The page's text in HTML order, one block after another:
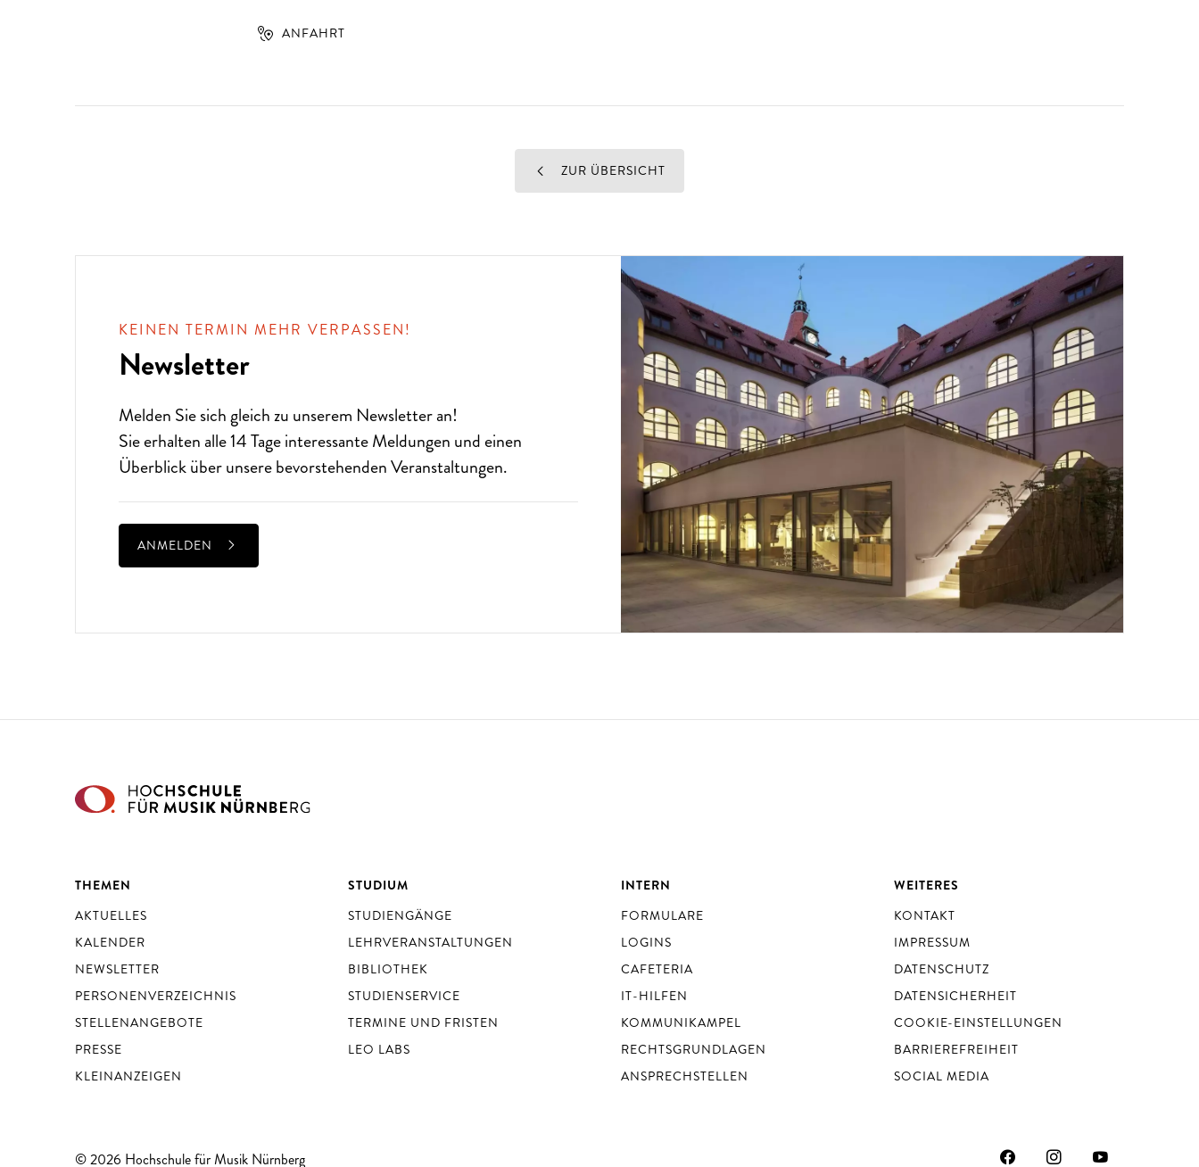
ANFAHRT
ZUR ÜBERSICHT
KEINEN TERMIN MEHR VERPASSEN!
Newsletter
Melden Sie sich gleich zu unserem Newsletteran!
Sie erhalten alle 14 Tage interessante Meldungen und einen
Überblick über unsere bevorstehenden Veranstaltungen.
ANMELDEN
THEMEN
AKTUELLES
KALENDER
NEWSLETTER
PERSONENVERZEICHNIS
STELLENANGEBOTE
PRESSE
KLEINANZEIGEN
STUDIUM
STUDIENGÄNGE
LEHRVERANSTALTUNGEN
BIBLIOTHEK
STUDIENSERVICE
TERMINE UND FRISTEN
LEO LABS
INTERN
FORMULARE
LOGINS
CAFETERIA
IT-HILFEN
KOMMUNIKAMPEL
RECHTSGRUNDLAGEN
ANSPRECHSTELLEN
WEITERES
KONTAKT
IMPRESSUM
DATENSCHUTZ
DATENSICHERHEIT
COOKIE-EINSTELLUNGEN
BARRIEREFREIHEIT
SOCIAL MEDIA
© 2026 Hochschule für Musik Nürnberg